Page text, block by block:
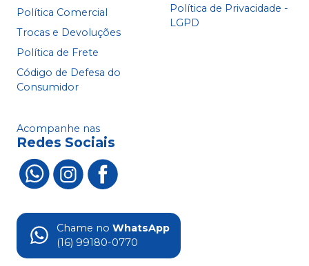
Política Comercial
Trocas e Devoluções
Política de Frete
Código de Defesa do
Consumidor
Política de Privacidade -
LGPD
Acompanhe nas
Redes Sociais
Chame no WhatsApp
(16) 99180-0770